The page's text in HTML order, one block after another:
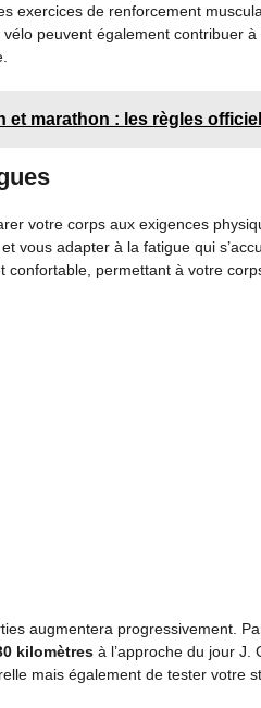
exercices de renforcement
peuvent également contribuer
et marathon : les règles
votre corps aux exigences
vous adapter à la fatigue qui
permettant à votre
augmentera progressivement.
kilomètres à l’approche du jour J.
mais également de tester votre